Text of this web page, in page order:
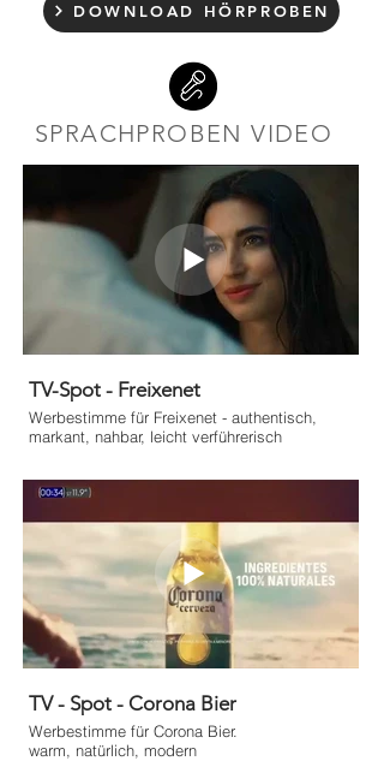
DOWNLOAD HÖRPROBEN
SPRACHPROBEN VIDEO
TV-Spot - Freixenet
Werbestimme für Freixenet - authentisch,
markant, nahbar, leicht verführerisch
TV - Spot - Corona Bier
Werbestimme für Corona Bier.
warm, natürlich, modern